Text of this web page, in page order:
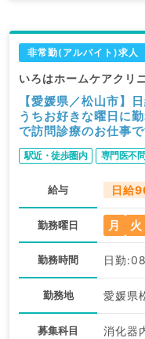
非常勤(アルバイト)求人
いろはホームケアクリ
【愛媛県／松山市
うちお好きな曜日に
で訪問診療のお仕事
駅近・徒歩圏内 専門医不問
給与 日給
勤務曜日 月 火
勤務時間 日勤
勤務地 愛媛県
募集科目 消化器